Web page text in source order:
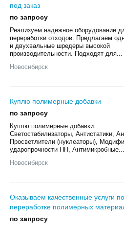
под заказ
по запросу
Реализуем надежное оборудование
переработки отходов. Предлагаем
и двухвальные шредеры высокой
производительности. Подходят для...
Новосибирск
Куплю полимерные добавки
по запросу
Куплю полимерные добавки:
Светостабилизаторы, Антистатики,
Просветлители (нуклеаторы),
ударопрочности ПП, Антимикробные...
Новосибирск
Оказываем качественные услуги по
переработке полимерных
по запросу